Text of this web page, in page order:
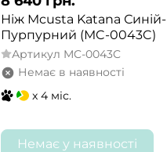
Ніж Mcusta Katana Синій-
Пурпурний (MC-0043C)
Артикул MC-0043C
Немає в наявності
x 4 міс.
Немає у наявності